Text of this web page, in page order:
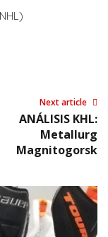
Next article
ANÁLISIS KHL:
Metallurg
Magnitogorsk